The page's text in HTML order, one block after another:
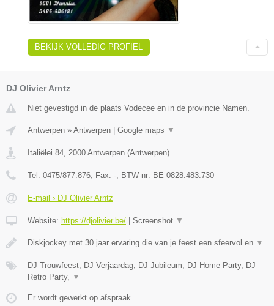
BEKIJK VOLLEDIG PROFIEL
DJ Olivier Arntz
Niet gevestigd in de plaats Vodecee en in de provincie Namen.
Antwerpen » Antwerpen Google maps ▼
Italiëlei 84, 2000 Antwerpen (Antwerpen)
Tel: 0475/877.876, Fax: -, BTW-nr: BE 0828.483.730
E-mail › DJ Olivier Arntz
Website: https://djolivier.be/ Screenshot ▼
Diskjockey met 30 jaar ervaring die van je feest een sfeervol en ▼
DJ Trouwfeest, DJ Verjaardag, DJ Jubileum, DJ Home Party, DJ
Retro Party, ▼
Er wordt gewerkt op afspraak.